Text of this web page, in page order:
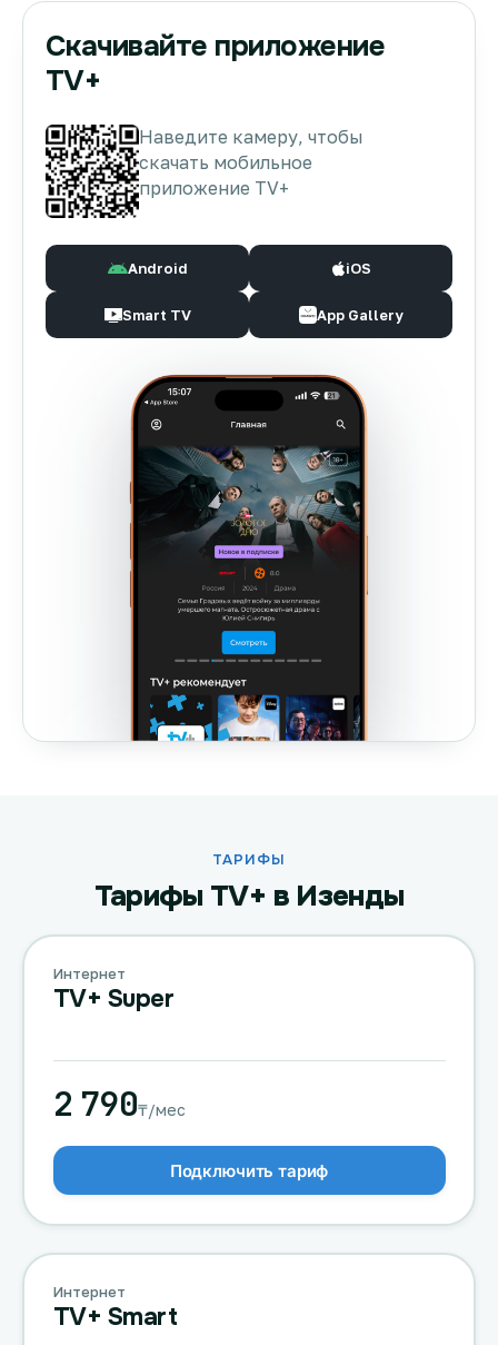
Скачивайте приложение
TV+
Наведите камеру, чтобы
скачать мобильное
приложение TV+
Android iOS
Smart TV App Gallery
ТАРИФЫ
Тарифы TV+ в Изенды
Интернет
TV+ Super
2 790₸/мес
Подключить тариф
Интернет
TV+ Smart